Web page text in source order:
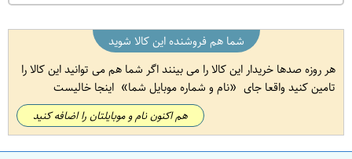
شما هم فروشنده این کالا شوید
هر روزه صدها خریدار این کالا را می بینند اگر شما هم می توانید این کالا را
تامین کنید واقعا جای
نام و شماره موبایل شما اینجا خالیست
هم اکنون نام و موبایلتان را اضافه کنید